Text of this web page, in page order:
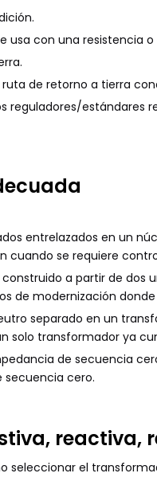
usa con una resistencia
de retorno a tierra
reguladores/
entrelazados en un
cuando se requiere
construido a partir de dos
de modernización
separado en un
solo transformador ya
de secuencia
cero.
reactiva,
seleccionar el